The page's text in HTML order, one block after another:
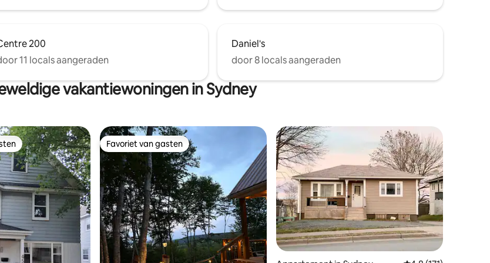
200
11 locals aangeraden
Daniel's
door 8 locals aangeraden
vakantiewoningen in Sydney
uit 5, 64 recensies
Favoriet van gasten
Favoriet van gasten